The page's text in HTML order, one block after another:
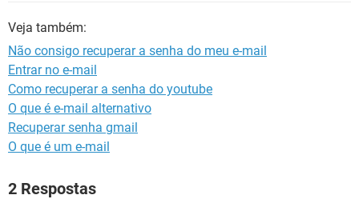
Veja também:
Não consigo recuperar a senha do meu e-mail
Entrar no e-mail
Como recuperar a senha do youtube
O que é e-mail alternativo
Recuperar senha gmail
O que é um e-mail
2 Respostas